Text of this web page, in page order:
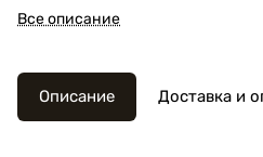
и уплотнителем. Удобно
дарить, хранить и перевозить.
Все описание
Описание Доставка и